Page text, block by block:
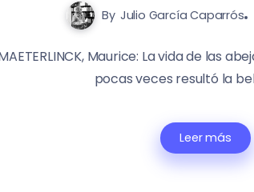
By Julio García Caparrós
Maurice: La vida de las
pocas veces resultó la
Leer más